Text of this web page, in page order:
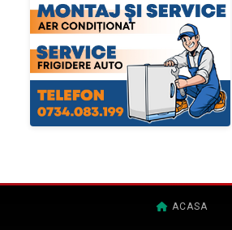
ACASA